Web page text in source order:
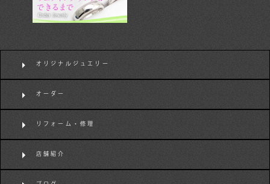
オリジナルジュエリー
オーダー
リフォーム・修理
店舗紹介